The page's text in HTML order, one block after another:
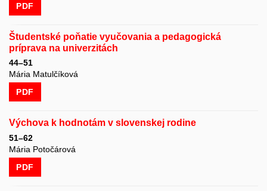
PDF
Študentské poňatie vyučovania a pedagogická
príprava na univerzitách
44–51
Mária Matulčíková
PDF
Výchova k hodnotám v slovenskej rodine
51–62
Mária Potočárová
PDF